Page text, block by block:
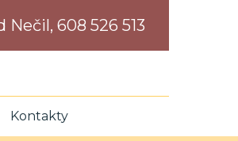
Nečil, 608 526 513
Kontakty